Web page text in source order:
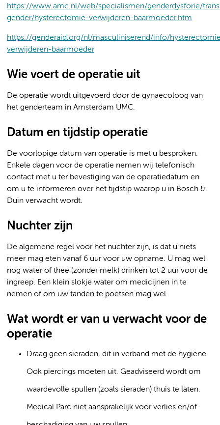
https://www.amc.nl/web/specialismen/genderdysforie/
gender/hysterectomie-verwijderen-baarmoeder.htm
https://genderaid.org/nl/masculiniserend/info/
verwijderen-baarmoeder
Wie voert de operatie uit
De operatie wordt uitgevoerd door de gynaecoloog van
het genderteam in Amsterdam UMC.
Datum en tijdstip operatie
De voorlopige datum van operatie is met u besproken.
Enkele dagen voor de operatie nemen wij telefonisch
contact met u ter bevestiging van de operatiedatum en
om u te informeren over het tijdstip waarop u in Bosch &
Duin verwacht wordt.
Nuchter zijn
De algemene regel voor het nuchter zijn, is dat u niets
meer mag eten vanaf 6 uur voor uw opname. U mag wel
nog water of thee (zonder melk) drinken tot 2 uur voor de
ingreep. Een klein slokje water om medicijnen in te
nemen of om uw tanden te poetsen mag wel.
Wat wordt er van u verwacht voor de
operatie
Draag geen sieraden, dit in verband met de hygiëne.
Ook piercings moeten uit. Geadviseerd wordt om
waardevolle spullen (zoals sieraden) thuis te laten.
Medical Parc niet aansprakelijk voor verlies en/of